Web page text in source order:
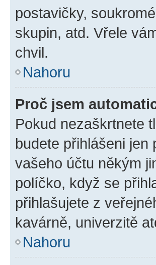
postavičky,
skupin, atd. Vřele
chvil.
Nahoru
Proč jsem
Pokud nezaškrtnete
budete přihlášeni jen
vašeho účtu někým
políčko, když se
přihlašujete z
kavárně, univerzitě
Nahoru